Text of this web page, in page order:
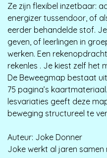
Ze zijn flexibel inzetbaar:
energizer tussendoor, of
eerder behandelde stof.
geven, of leerlingen in
werken. Een
rekenles . Je kiest zelf het
De Beweegmap bestaat
75 pagina’s
lesvariaties geeft deze
beweging structureel te
Auteur: Joke Donner
Joke werkt al jaren samen